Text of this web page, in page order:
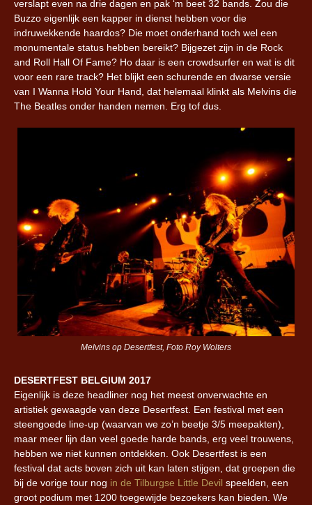
verslapt even na drie dagen en pak ‘m beet 32 bands. Zou die
Buzzo eigenlijk een kapper in dienst hebben voor die
indruwekkende haardos? Die moet onderhand toch wel een
monumentale status hebben bereikt? Bijgezet zijn in de Rock
and Roll Hall Of Fame? Ho daar is een crowdsurfer en wat is dit
voor een rare track? Het blijkt een schurende en dwarse versie
van I Wanna Hold Your Hand, dat helemaal klinkt als Melvins die
The Beatles onder handen nemen. Erg tof dus.
Melvins op Desertfest, Foto Roy Wolters
DESERTFEST BELGIUM 2017
Eigenlijk is deze headliner nog het meest onverwachte en
artistiek gewaagde van deze Desertfest. Een festival met een
steengoede line-up (waarvan we zo’n beetje 3/5 meepakten),
maar meer lijn dan veel goede harde bands, erg veel trouwens,
hebben we niet kunnen ontdekken. Ook Desertfest is een
festival dat acts boven zich uit kan laten stijgen, dat groepen die
bij de vorige tour nog in de Tilburgse Little Devil speelden, een
groot podium met 1200 toegewijde bezoekers kan bieden. We